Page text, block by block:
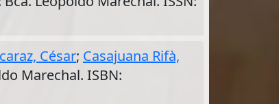
César; Casajuana Rifà,
Marechal. ISBN: